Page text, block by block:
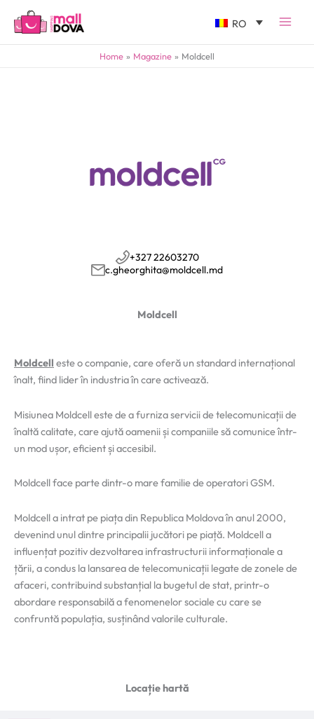
RO
Home Magazine Moldcell
+327 22603270
c.gheorghita@moldcell.md
Moldcell
Moldcell este o companie, care oferă un standard internațional
înalt, fiind lider în industria în care activează.
Misiunea Moldcell este de a furniza servicii de telecomunicații de
înaltă calitate, care ajută oamenii și companiile să comunice într-
un mod ușor, eficient și accesibil.
Moldcell face parte dintr-o mare familie de operatori GSM.
Moldcell a intrat pe piața din Republica Moldova în anul 2000,
devenind unul dintre principalii jucători pe piață. Moldcell a
influențat pozitiv dezvoltarea infrastructurii informaționale a
țării, a condus la lansarea de telecomunicații legate de zonele de
afaceri, contribuind substanțial la bugetul de stat, printr-o
abordare responsabilă a fenomenelor sociale cu care se
confruntă populația, susținând valorile culturale.
Locație hartă